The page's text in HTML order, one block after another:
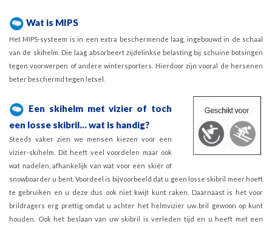
Wat is MIPS
Het MIPS-systeem is in een extra beschermende laag, ingebouwd in de schaal
van de skihelm. Die laag absorbeert zijdelinkse belasting bij schuine botsingen
tegen voorwerpen of andere wintersporters. Hierdoor zijn vooral de hersenen
beter beschermd tegen letsel.
Een skihelm met vizier of toch
een losse skibril... wat is handig?
Steeds vaker zien we mensen kiezen voor een
vizier-skihelm. Dit heeft veel voordelen maar ook
wat nadelen, afhankelijk van wat voor een skiër of
snowboarder u bent. Voordeel is bijvoorbeeld dat u geen losse skibril meer hoeft
te gebruiken en u deze dus ook niet kwijt kunt raken. Daarnaast is het voor
brildragers erg prettig omdat u achter het helmvizier uw bril gewoon op kunt
houden. Ook het beslaan van uw skibril is verleden tijd en u heeft met een